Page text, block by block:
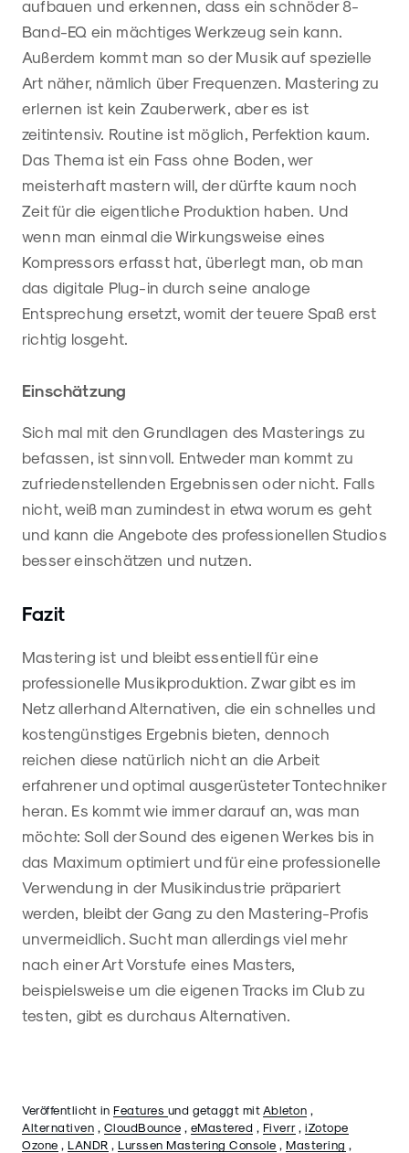
aufbauen und erkennen, dass ein schnöder 8-
Band-EQ ein mächtiges Werkzeug sein kann.
Außerdem kommt man so der Musik auf spezielle
Art näher, nämlich über Frequenzen. Mastering zu
erlernen ist kein Zauberwerk, aber es ist
zeitintensiv. Routine ist möglich, Perfektion kaum.
Das Thema ist ein Fass ohne Boden, wer
meisterhaft mastern will, der dürfte kaum noch
Zeit für die eigentliche Produktion haben. Und
wenn man einmal die Wirkungsweise eines
Kompressors erfasst hat, überlegt man, ob man
das digitale Plug-in durch seine analoge
Entsprechung ersetzt, womit der teuere Spaß erst
richtig losgeht.
Einschätzung
Sich mal mit den Grundlagen des Masterings zu
befassen, ist sinnvoll. Entweder man kommt zu
zufriedenstellenden Ergebnissen oder nicht. Falls
nicht, weiß man zumindest in etwa worum es geht
und kann die Angebote des professionellen Studios
besser einschätzen und nutzen.
Fazit
Mastering ist und bleibt essentiell für eine
professionelle Musikproduktion. Zwar gibt es im
Netz allerhand Alternativen, die ein schnelles und
kostengünstiges Ergebnis bieten, dennoch
reichen diese natürlich nicht an die Arbeit
erfahrener und optimal ausgerüsteter Tontechniker
heran. Es kommt wie immer darauf an, was man
möchte: Soll der Sound des eigenen Werkes bis in
das Maximum optimiert und für eine professionelle
Verwendung in der Musikindustrie präpariert
werden, bleibt der Gang zu den Mastering-Profis
unvermeidlich. Sucht man allerdings viel mehr
nach einer Art Vorstufe eines Masters,
beispielsweise um die eigenen Tracks im Club zu
testen, gibt es durchaus Alternativen.
Veröffentlicht in Features und getaggt mit Ableton
Alternativen
CloudBounce eMastered Fiverr, iZotope
Ozone
LANDR Lurssen Mastering Console Mastering